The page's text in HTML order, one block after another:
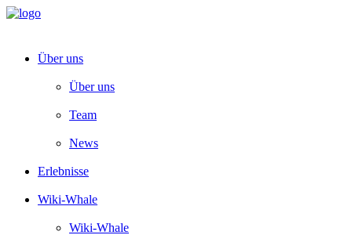
Über uns
Über uns
Team
News
Erlebnisse
Wiki-Whale
Wiki-Whale